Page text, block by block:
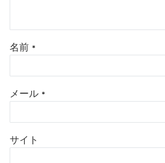
名前 *
メール *
サイト